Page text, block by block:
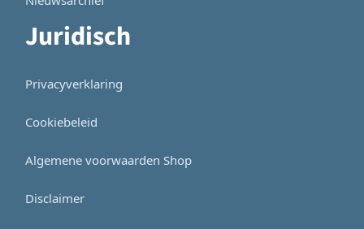
Juridisch
Privacyverklaring
Cookiebeleid
Algemene voorwaarden Shop
Disclaimer